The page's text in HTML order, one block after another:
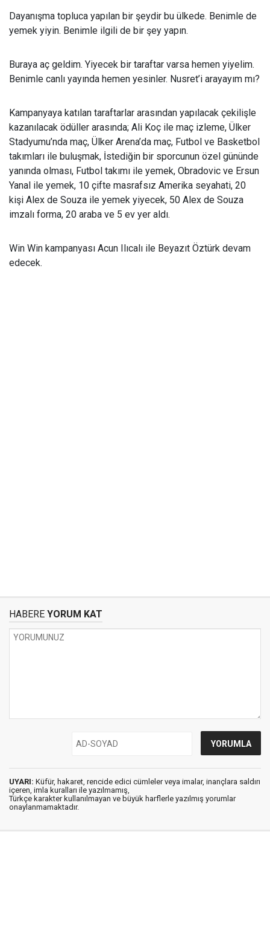
Dayanışma topluca yapılan bir şeydir bu ülkede. Benimle de
yemek yiyin. Benimle ilgili de bir şey yapın.
Buraya aç geldim. Yiyecek bir taraftar varsa hemen yiyelim.
Benimle canlı yayında hemen yesinler. Nusret’i arayayım mı?
Kampanyaya katılan taraftarlar arasından yapılacak çekilişle
kazanılacak ödüller arasında; Ali Koç ile maç izleme, Ülker
Stadyumu’nda maç, Ülker Arena’da maç, Futbol ve Basketbol
takımları ile buluşmak, İstediğin bir sporcunun özel gününde
yanında olması, Futbol takımı ile yemek, Obradovic ve Ersun
Yanal ile yemek, 10 çifte masrafsız Amerika seyahati, 20
kişi Alex de Souza ile yemek yiyecek, 50 Alex de Souza
imzalı forma, 20 araba ve 5 ev yer aldı.
Win Win kampanyası Acun Ilıcalı ile Beyazıt Öztürk devam
edecek.
HABERE YORUM KAT
UYARI: Küfür, hakaret, rencide edici cümleler veya imalar, inançlara saldırı
içeren, imla kuralları ile yazılmamış,
Türkçe karakter kullanılmayan ve büyük harflerle yazılmış yorumlar
onaylanmamaktadır.